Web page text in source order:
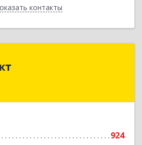
контакты
Назад
924
г, Золоторожский Вал ул, дом